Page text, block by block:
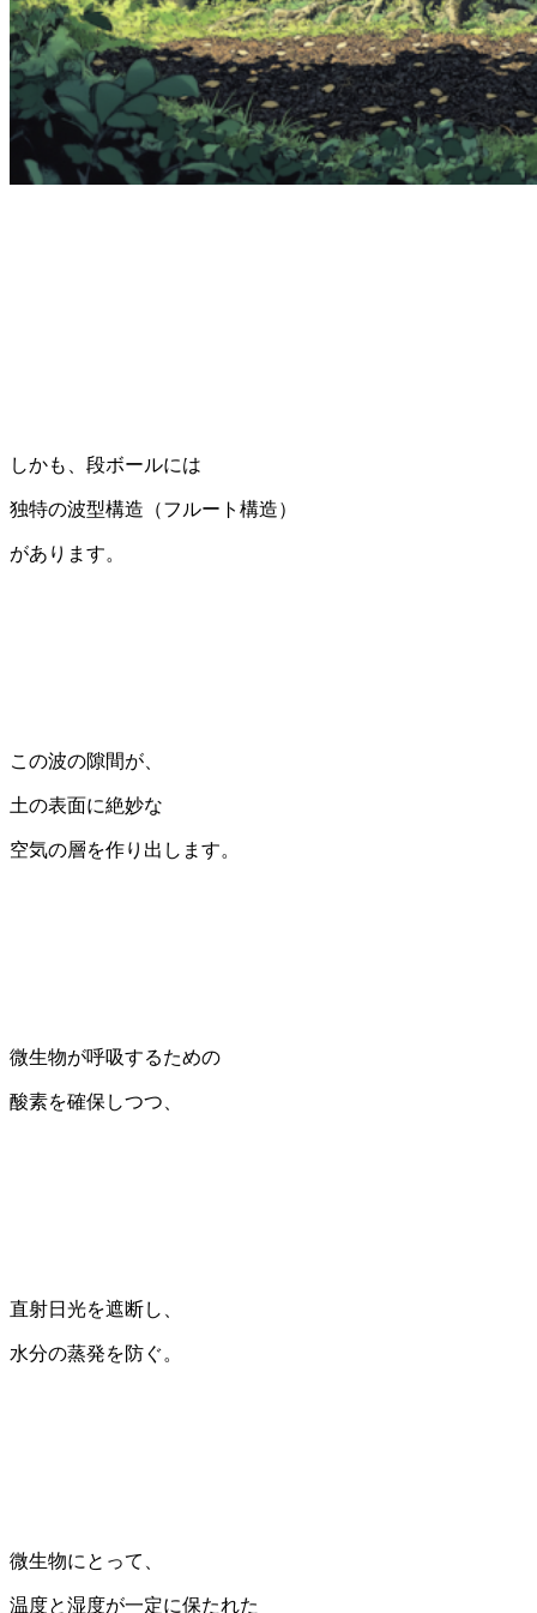
しかも、段ボールには
独特の波型構造（フルート構造）
があります。
この波の隙間が、
土の表面に絶妙な
空気の層を作り出します。
微生物が呼吸するための
酸素を確保しつつ、
直射日光を遮断し、
水分の蒸発を防ぐ。
微生物にとって、
温度と湿度が一定に保たれた